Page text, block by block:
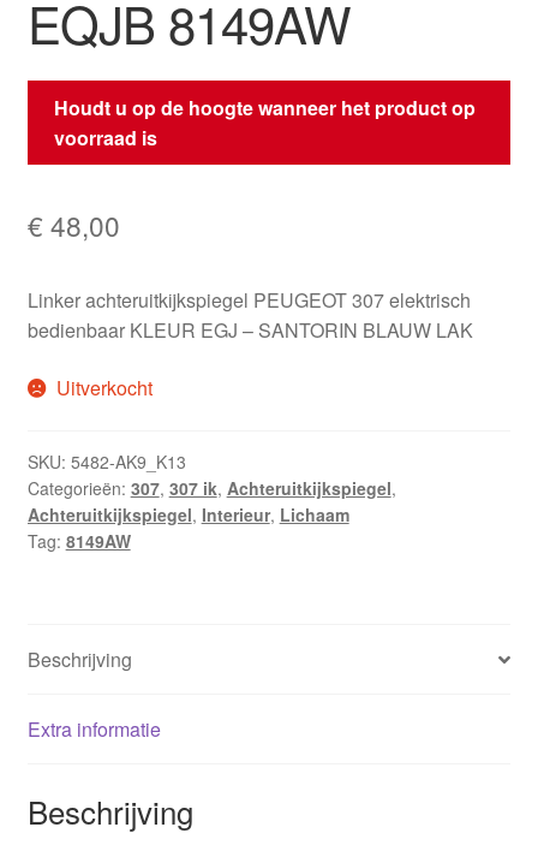
EQJB 8149AW
Houdt u op de hoogte wanneer het product op
voorraad is
€ 48,00
Linker achteruitkijkspiegel PEUGEOT 307 elektrisch
bedienbaar KLEUR EGJ – SANTORIN BLAUW LAK
Uitverkocht
SKU: 5482-AK9_K13
Categorieën: 307, 307 ik, Achteruitkijkspiegel,
Achteruitkijkspiegel, Interieur, Lichaam
Tag: 8149AW
Beschrijving
Extra informatie
Beschrijving